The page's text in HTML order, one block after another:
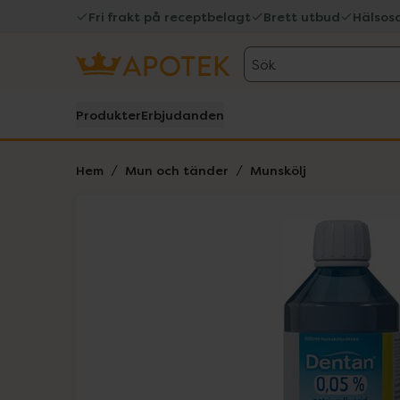
Fri frakt på receptbelagt Brett utbud
Sök
ProdukterErbjudanden
Hem Mun och tänder Munskölj